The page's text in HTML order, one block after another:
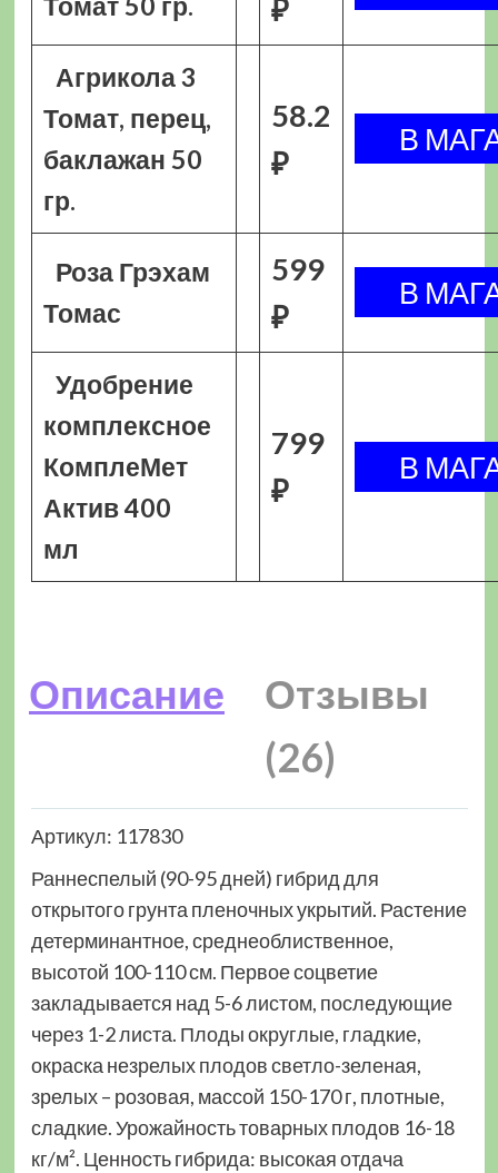
₽
Агрикола 3
Томат, перец,
баклажан 50
гр.
58.2
₽
Роза Грэхам
Томас
599
₽
Удобрение
комплексное
КомплеМет
Актив 400
мл
799
₽
Описание
Отзывы
(26)
Артикул: 117830
Раннеспелый (90-95 дней) гибрид для
открытого грунта пленочных укрытий. Растение
детерминантное, среднеоблиственное,
высотой 100-110 см. Первое соцветие
закладывается над 5-6 листом, последующие
через 1-2 листа. Плоды округлые, гладкие,
окраска незрелых плодов светло-зеленая,
зрелых – розовая, массой 150-170 г, плотные,
сладкие. Урожайность товарных плодов 16-18
кг/м². Ценность гибрида: высокая отдача